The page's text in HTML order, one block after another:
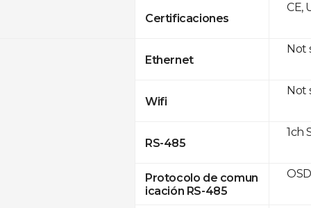
Certificaciones
Ethernet
Wifi
RS-485
Protocolo de comun
icación RS-485
CE,
Not
Not
1ch